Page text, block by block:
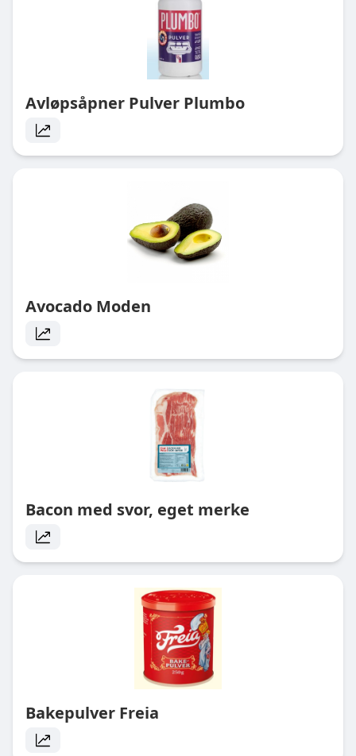
Avløpsåpner Pulver Plumbo
Avocado Moden
Bacon med svor, eget merke
Bakepulver Freia